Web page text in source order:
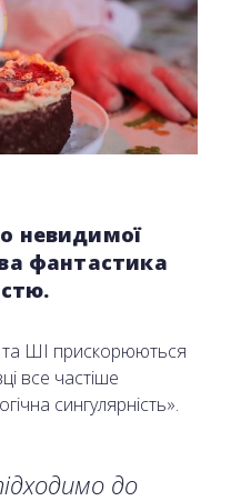
невидимої
фантастика
та ШІ прискорюються
все частіше
сингулярність».
до